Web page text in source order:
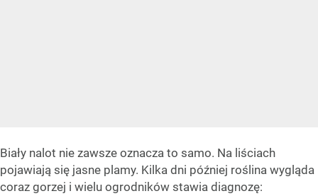
Biały nalot nie zawsze oznacza to samo. Na liściach
pojawiają się jasne plamy. Kilka dni później roślina wygląda
coraz gorzej i wielu ogrodników stawia diagnozę: